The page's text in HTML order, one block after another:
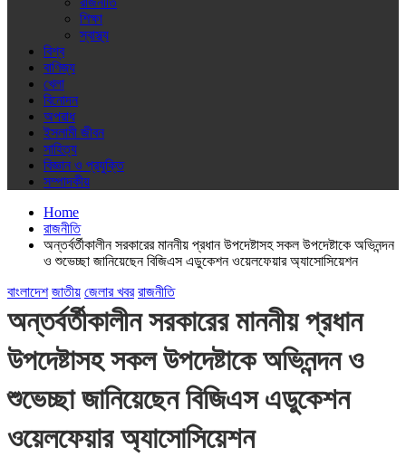
শিক্ষা
স্বাস্থ্য
বিশ্ব
বাণিজ্য
খেলা
বিনোদন
অপরাধ
ইসলামী জীবন
সাহিত্য
বিজ্ঞান ও প্রযুক্তি
সম্পাদকীয়
Home
রাজনীতি
অন্তর্বর্তীকালীন সরকারের মাননীয় প্রধান উপদেষ্টাসহ সকল উপদেষ্টাকে অভিনন্দন
ও শুভেচ্ছা জানিয়েছেন বিজিএস এডুকেশন ওয়েলফেয়ার অ্যাসোসিয়েশন
বাংলাদেশ জাতীয় জেলার খবর রাজনীতি
অন্তর্বর্তীকালীন সরকারের মাননীয় প্রধান
উপদেষ্টাসহ সকল উপদেষ্টাকে অভিনন্দন ও
শুভেচ্ছা জানিয়েছেন বিজিএস এডুকেশন
ওয়েলফেয়ার অ্যাসোসিয়েশন